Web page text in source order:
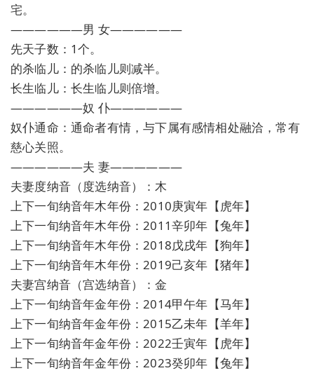
宅。
——————男 女——————
先天子数：1个。
的杀临儿：的杀临儿则减半。
长生临儿：长生临儿则倍增。
——————奴 仆——————
奴仆通命：通命者有情，与下属有感情相处融洽，常有
慈心关照。
——————夫 妻——————
夫妻度纳音（度选纳音）：木
上下一旬纳音年木年份：2010庚寅年【虎年】
上下一旬纳音年木年份：2011辛卯年【兔年】
上下一旬纳音年木年份：2018戊戌年【狗年】
上下一旬纳音年木年份：2019己亥年【猪年】
夫妻宫纳音（宫选纳音）：金
上下一旬纳音年金年份：2014甲午年【马年】
上下一旬纳音年金年份：2015乙未年【羊年】
上下一旬纳音年金年份：2022壬寅年【虎年】
上下一旬纳音年金年份：2023癸卯年【兔年】